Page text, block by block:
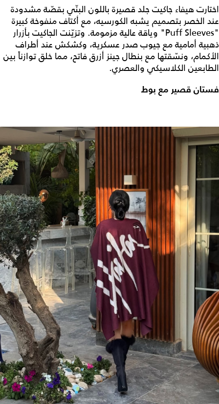
اختارت هيفاء جاكيت جلد قصيرة باللون البنّي بقصّة مشدودة
عند الخصر بتصميم يشبه الكورسيه، مع أكتاف منفوخة كبيرة
"Puff Sleeves" وياقة عالية مزمومة. وتزيّنت الجاكيت بأزرار
ذهبية أمامية مع جيوب صدر عسكرية، وكشكش عند أطراف
الأكمام، ونسّقتها مع بنطال جينز أزرق فاتح، مما خلق توازناً بين
الطابعين الكلاسيكي والعصري.
فستان قصير مع بوط